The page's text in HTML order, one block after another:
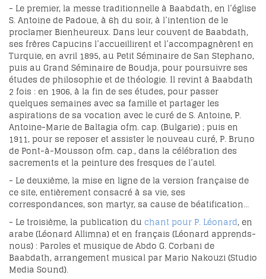
- Le premier, la messe traditionnelle à Baabdath, en l’église
S. Antoine de Padoue, à 6h du soir, à l’intention de le
proclamer Bienheureux. Dans leur couvent de Baabdath,
ses frères Capucins l’accueillirent et l’accompagnèrent en
Turquie, en avril 1895, au Petit Séminaire de San Stephano,
puis au Grand Séminaire de Boudja, pour poursuivre ses
études de philosophie et de théologie. Il revint à Baabdath
2 fois : en 1906, à la fin de ses études, pour passer
quelques semaines avec sa famille et partager les
aspirations de sa vocation avec le curé de S. Antoine, P.
Antoine-Marie de Baltagia ofm. cap. (Bulgarie) ; puis en
1911, pour se reposer et assister le nouveau curé, P. Bruno
de Pont-à-Mousson ofm. cap., dans la célébration des
sacrements et la peinture des fresques de l’autel.
- Le deuxième, la mise en ligne de la version française de
ce site, entièrement consacré à sa vie, ses
correspondances, son martyr, sa cause de béatification…
- Le troisième, la publication duchant pour P. Léonard, en
arabe (Léonard Allimna) et en français (Léonard apprends-
nous) : Paroles et musique de Abdo G. Corbani de
Baabdath, arrangement musical par Mario Nakouzi (Studio
Media Sound).